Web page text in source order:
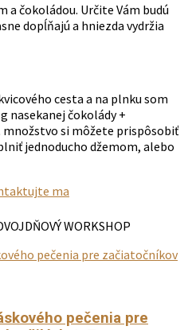
čokoládou. Určite Vám budú
dopĺňajú a hniezda vydržia
cesta a na plnku som
nasekanej čokolády +
si môžete prispôsobiť
jednoducho džemom, alebo
ma
WORKSHOP
pečenia pre